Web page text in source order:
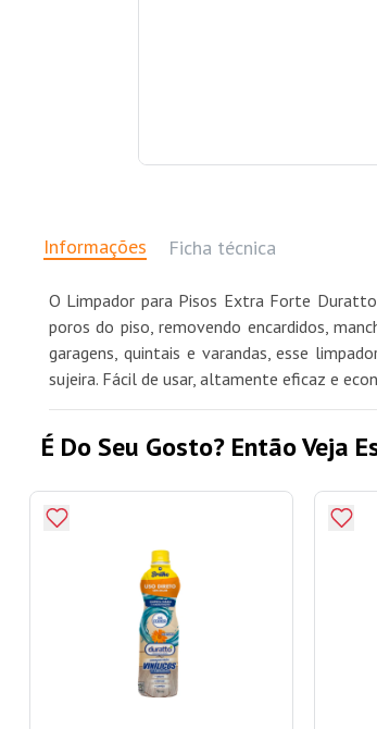
Informações Ficha técnica
O Limpador para Pisos Extra Forte
poros do piso, removendo encardidos,
garagens, quintais e varandas, esse
sujeira. Fácil de usar, altamente eficaz e
É Do Seu Gosto? Então Veja